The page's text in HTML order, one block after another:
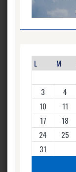
L M
3
4
10
11
17
18
24
25
31